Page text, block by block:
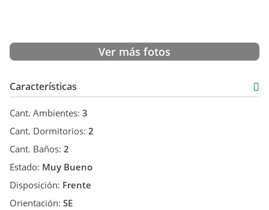
- Excelente distribución de espacios
- Abundante luz natural
- Ideal para familias jóvenes o profesionales
Venta con renta: vencimiento 10/09/2026
Ver más fotos
Características
Cant. Ambientes: 3
Cant. Dormitorios: 2
Cant. Baños: 2
Estado: Muy Bueno
Disposición: Frente
Orientación: SE